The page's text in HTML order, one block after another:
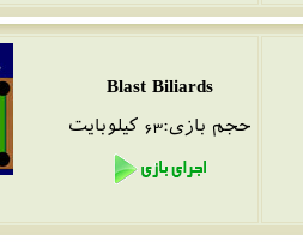
Blast Biliards
حجم بازی:63 کیلوبایت